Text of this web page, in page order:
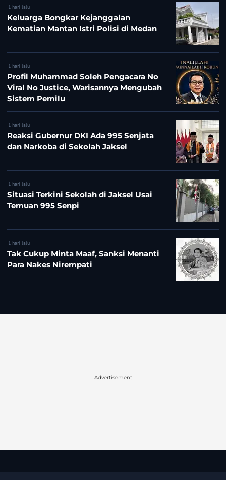
1 hari lalu
Keluarga Bongkar Kejanggalan
Kematian Mantan Istri Polisi di Medan
1 hari lalu
Profil Muhammad Soleh Pengacara No
Viral No Justice, Warisannya Mengubah
Sistem Pemilu
1 hari lalu
Reaksi Gubernur DKI Ada 995 Senjata
dan Narkoba di Sekolah Jaksel
1 hari lalu
Situasi Terkini Sekolah di Jaksel Usai
Temuan 995 Senpi
1 hari lalu
Tak Cukup Minta Maaf, Sanksi Menanti
Para Nakes Nirempati
Advertisement